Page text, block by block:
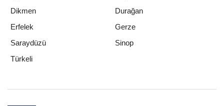
Dikmen
Durağan
Erfelek
Gerze
Saraydüzü
Sinop
Türkeli